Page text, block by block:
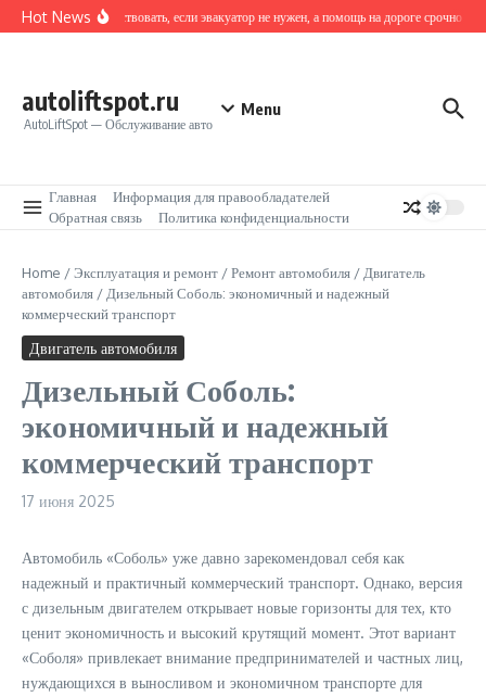
Перейти к содержанию
Hot NewsКак действовать, если эвакуатор не нужен, а помощь на дороге срочно
autoliftspot.ru
AutoLiftSpot — Обслуживание авто
Menu
Главная
Информация для правообладателей
Обратная связь
Политика конфиденциальности
Home /Эксплуатация и ремонт /Ремонт автомобиля / Двигатель
автомобиля / Дизельный Соболь: экономичный и надежный
коммерческий транспорт
Двигатель автомобиля
Дизельный Соболь:
экономичный и надежный
коммерческий транспорт
17 июня 2025
Автомобиль «Соболь» уже давно зарекомендовал себя как
надежный и практичный коммерческий транспорт. Однако, версия
с дизельным двигателем открывает новые горизонты для тех, кто
ценит экономичность и высокий крутящий момент. Этот вариант
«Соболя» привлекает внимание предпринимателей и частных лиц,
нуждающихся в выносливом и экономичном транспорте для